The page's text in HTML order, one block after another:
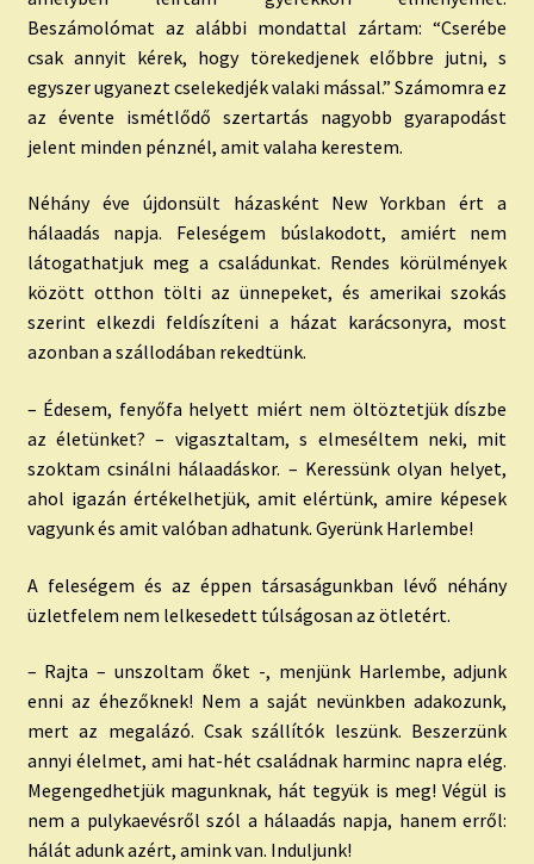
Beszámolómat az alábbi mondattal zártam: “Cserébe
csak annyit kérek, hogy törekedjenek előbbre jutni, s
egyszer ugyanezt cselekedjék valaki mással.” Számomra ez
az évente ismétlődő szertartás nagyobb gyarapodást
jelent minden pénznél, amit valaha kerestem.
Néhány éve újdonsült házasként New Yorkban ért a
hálaadás napja. Feleségem búslakodott, amiért nem
látogathatjuk meg a családunkat. Rendes körülmények
között otthon tölti az ünnepeket, és amerikai szokás
szerint elkezdi feldíszíteni a házat karácsonyra, most
azonban a szállodában rekedtünk.
– Édesem, fenyőfa helyett miért nem öltöztetjük díszbe
az életünket? – vigasztaltam, s elmeséltem neki, mit
szoktam csinálni hálaadáskor. – Keressünk olyan helyet,
ahol igazán értékelhetjük, amit elértünk, amire képesek
vagyunk és amit valóban adhatunk. Gyerünk Harlembe!
A feleségem és az éppen társaságunkban lévő néhány
üzletfelem nem lelkesedett túlságosan az ötletért.
– Rajta – unszoltam őket -, menjünk Harlembe, adjunk
enni az éhezőknek! Nem a saját nevünkben adakozunk,
mert az megalázó. Csak szállítók leszünk. Beszerzünk
annyi élelmet, ami hat-hét családnak harminc napra elég.
Megengedhetjük magunknak, hát tegyük is meg! Végül is
nem a pulykaevésről szól a hálaadás napja, hanem erről:
hálát adunk azért, amink van. Induljunk!